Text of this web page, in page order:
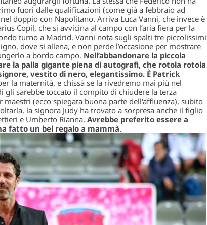
fuori dalle qualificazioni (come già a febbraio ad
doppio con Napolitano. Arriva Luca Vanni, che invece è
Copil, che si avvicina al campo con l’aria fiera per la
turno a Madrid. Vanni nota sugli spalti tre piccolissimi
dove si allena, e non perde l’occasione per mostrare
a bordo campo. Nell’abbandonare la piccola
la palla gigante piena di autografi, che rotola rotola
vestito di nero, elegantissimo. È Patrick
la maternità, e chissà se la rivedremo mai più nel
gli sarebbe toccato il compito di chiudere la terza
(ecco spiegata buona parte dell'affluenza), subito
la signora Judy ha trovato a sorpresa anche il figlio
e Umberto Rianna. Avrebbe preferito essere a
fatto un bel regalo a mammà.